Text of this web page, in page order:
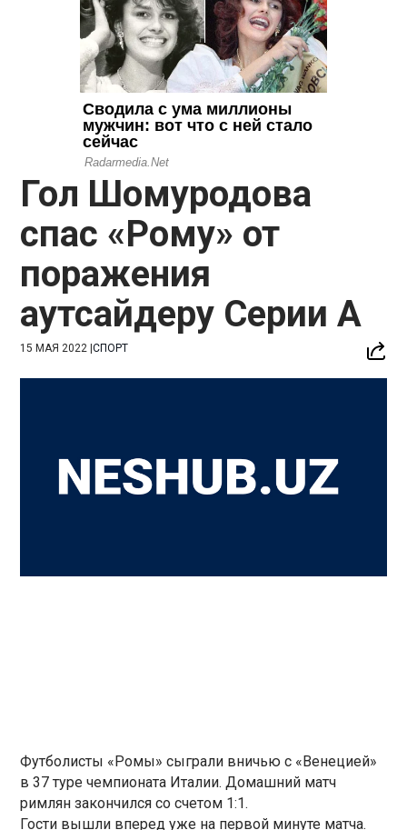
Гол Шомуродова
спас «Рому» от
поражения
аутсайдеру Серии А
15 МАЯ 2022 |СПОРТ
Футболисты «Ромы» сыграли вничью с «Венецией»
в 37 туре чемпионата Италии. Домашний матч
римлян закончился со счетом 1:1.
Гости вышли вперед уже на первой минуте матча.